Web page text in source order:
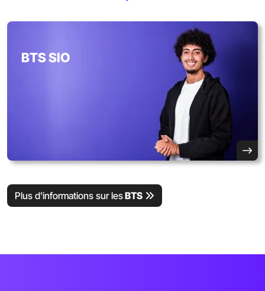
BTS SIO
Plus d'informations sur lesBTS